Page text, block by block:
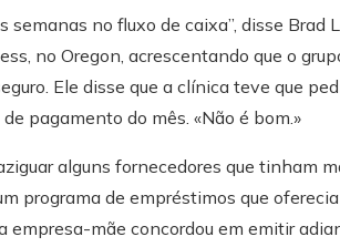
semanas no fluxo de caixa”, disse Brad
no Oregon, acrescentando que o
Ele disse que a clínica teve que
pagamento do mês. «Não é bom.»
alguns fornecedores que tinham
programa de empréstimos que
empresa-mãe concordou em emitir